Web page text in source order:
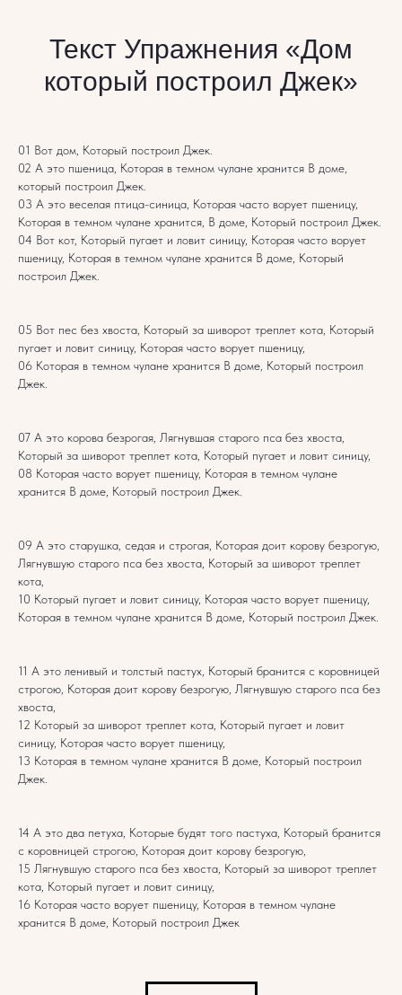
Текст Упражнения «Дом
который построил Джек»
01 Вот дом, Который построил Джек.
02 А это пшеница, Которая в темном чулане хранится В доме,
который построил Джек.
03 А это веселая птица-синица, Которая часто ворует пшеницу,
Которая в темном чулане хранится, В доме, Который построил Джек.
04 Вот кот, Который пугает и ловит синицу, Которая часто ворует
пшеницу, Которая в темном чулане хранится В доме, Который
построил Джек.
05 Вот пес без хвоста, Который за шиворот треплет кота, Который
пугает и ловит синицу, Которая часто ворует пшеницу,
06 Которая в темном чулане хранится В доме, Который построил
Джек.
07 А это корова безрогая, Лягнувшая старого пса без хвоста,
Который за шиворот треплет кота, Который пугает и ловит синицу,
08 Которая часто ворует пшеницу, Которая в темном чулане
хранится В доме, Который построил Джек.
09 А это старушка, седая и строгая, Которая доит корову безрогую,
Лягнувшую старого пса без хвоста, Который за шиворот треплет
кота,
10 Который пугает и ловит синицу, Которая часто ворует пшеницу,
Которая в темном чулане хранится В доме, Который построил Джек.
11 А это ленивый и толстый пастух, Который бранится с коровницей
строгою, Которая доит корову безрогую, Лягнувшую старого пса без
хвоста,
12 Который за шиворот треплет кота, Который пугает и ловит
синицу, Которая часто ворует пшеницу,
13 Которая в темном чулане хранится В доме, Который построил
Джек.
14 А это два петуха, Которые будят того пастуха, Который бранится
с коровницей строгою, Которая доит корову безрогую,
15 Лягнувшую старого пса без хвоста, Который за шиворот треплет
кота, Который пугает и ловит синицу,
16 Которая часто ворует пшеницу, Которая в темном чулане
хранится В доме, Который построил Джек